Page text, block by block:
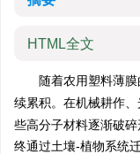
HTML全文
随着农用塑料薄
续累积。在机械耕作
些高分子材料逐渐破
终通过土壤-植物系统